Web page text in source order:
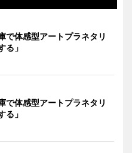
で体感型アートプラネタリ
る」
で体感型アートプラネタリ
る」